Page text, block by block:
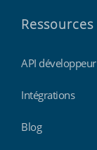
Ressources
API développeur
Intégrations
Blog